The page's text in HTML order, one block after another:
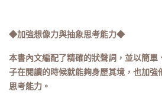
◆加強想像力與抽象思考能力◆
本書內文編配了精確的狀聲詞，並以簡單
子在閱讀的時候就能夠身歷其境，也加強
思考能力。